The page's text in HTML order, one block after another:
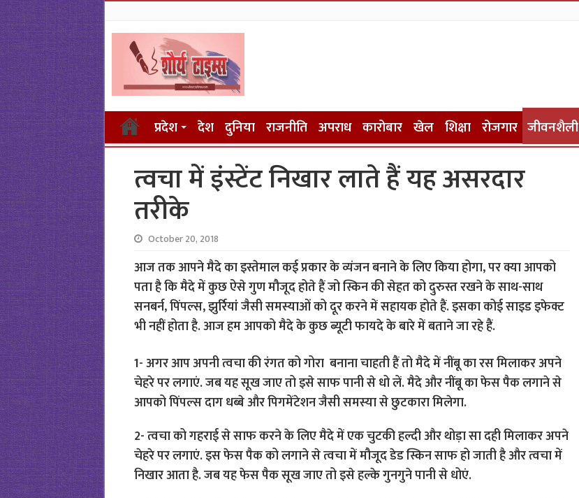
प्रदेश देश दुनिया राजनीति अपराध कारोबार खेल शिक्षा रोजगार जीवनशैली
त्वचा में इंस्टेंट निखार लाते हैं यह असरदार
तरीके
October 20, 2018
आज तक आपने मैदे का इस्तेमाल कई प्रकार के व्यंजन बनाने के लिए किया होगा, पर क्या आपको
पता है कि मैदे में कुछ ऐसे गुण मौजूद होते हैं जो स्किन की सेहत को दुरुस्त रखने के साथ-साथ
सनबर्न, पिंपल्स, झुर्रियां जैसी समस्याओं को दूर करने में सहायक होते हैं. इसका कोई साइड इफेक्ट
भी नहीं होता है. आज हम आपको मैदे के कुछ ब्यूटी फायदे के बारे में बताने जा रहे हैं.
1- अगर आप अपनी त्वचा की रंगत को गोरा बनाना चाहती हैं तो मैदे में नींबू का रस मिलाकर अपने
चेहरे पर लगाएं. जब यह सूख जाए तो इसे साफ पानी से धो लें. मैदे और नींबू का फेस पैक लगाने से
आपको पिंपल्स दाग धब्बे और पिगमेंटेशन जैसी समस्या से छुटकारा मिलेगा.
2- त्वचा को गहराई से साफ करने के लिए मैदे में एक चुटकी हल्दी और थोड़ा सा दही मिलाकर अपने
चेहरे पर लगाएं. इस फेस पैक को लगाने से त्वचा में मौजूद डेड स्किन साफ हो जाती है और त्वचा में
निखार आता है. जब यह फेस पैक सूख जाए तो इसे हल्के गुनगुने पानी से धोएं.